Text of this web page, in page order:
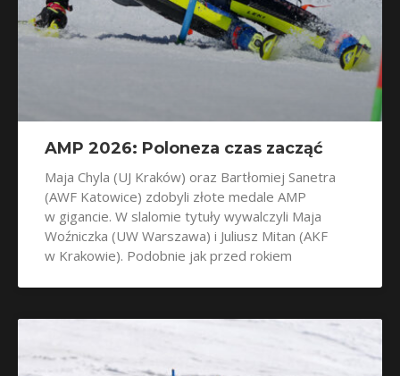
AMP 2026: Poloneza czas zacząć
Maja Chyla (UJ Kraków) oraz Bartłomiej Sanetra
(AWF Katowice) zdobyli złote medale AMP
w gigancie. W slalomie tytuły wywalczyli Maja
Woźniczka (UW Warszawa) i Juliusz Mitan (AKF
w Krakowie). Podobnie jak przed rokiem